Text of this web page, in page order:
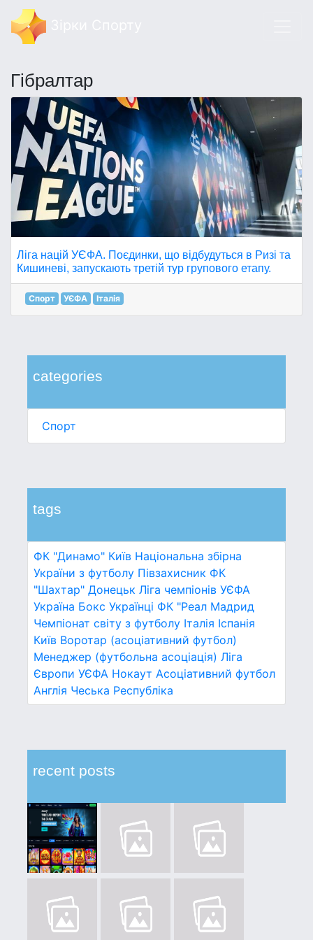
Гібралтар
categories
Спорт
tags
ФК "Динамо" Київ Національна збірна
України з футболу Півзахисник ФК
"Шахтар" Донецьк Ліга чемпіонів УЄФА
Україна Бокс Українці ФК "Реал Мадрид
Чемпіонат світу з футболу Італія Іспанія
Київ Воротар (асоціативний футбол)
Менеджер (футбольна асоціація) Ліга
Європи УЄФА Нокаут Асоціативний футбол
Англія Чеська Республіка
recent posts
Ліга націй УЄФА. Поєдинки, що відбудуться в Ризі та
Кишиневі, запускають третій тур групового етапу.
Спорт УЄФА Італія